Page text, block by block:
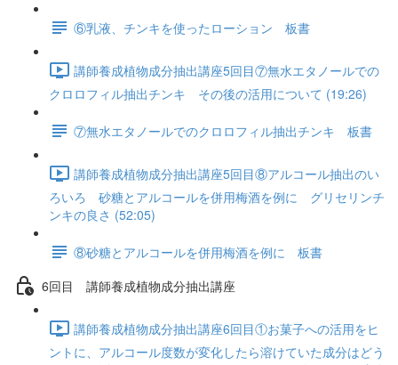
⑥乳液、チンキを使ったローション 板書
講師養成植物成分抽出講座5回目⑦無水エタノールでの
クロロフィル抽出チンキ その後の活用について (19:26)
⑦無水エタノールでのクロロフィル抽出チンキ 板書
講師養成植物成分抽出講座5回目⑧アルコール抽出のい
ろいろ 砂糖とアルコールを併用梅酒を例に グリセリンチ
ンキの良さ (52:05)
⑧砂糖とアルコールを併用梅酒を例に 板書
6回目 講師養成植物成分抽出講座
講師養成植物成分抽出講座6回目①お菓子への活用をヒ
ントに、アルコール度数が変化したら溶けていた成分はどう